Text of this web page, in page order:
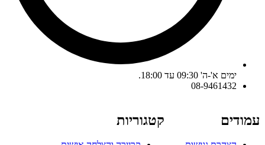
ימים א'-ה' 09:30 עד 18:00.
08-9461432
עמודים קטגוריות